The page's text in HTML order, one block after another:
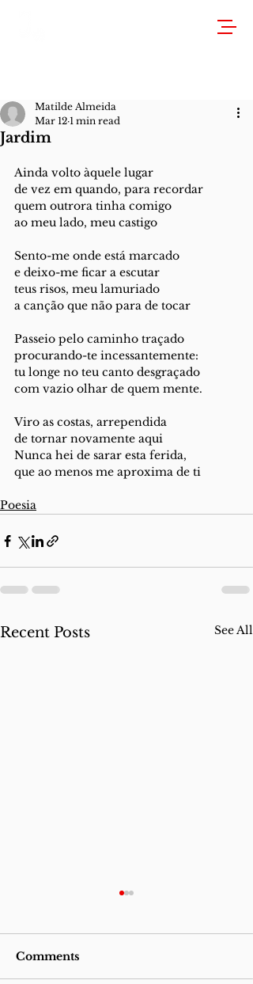
Jardim
Matilde Almeida
Mar 12 1 min read
Ainda volto àquele lugar
de vez em quando, para recordar
quem outrora tinha comigo
ao meu lado, meu castigo
Sento-me onde está marcado
e deixo-me ficar a escutar
teus risos, meu lamuriado
a canção que não para de tocar
Passeio pelo caminho traçado
procurando-te incessantemente:
tu longe no teu canto desgraçado
com vazio olhar de quem mente.
Viro as costas, arrependida
de tornar novamente aqui
Nunca hei de sarar esta ferida,
que ao menos me aproxima de ti
Poesia
Recent Posts See All
Comments